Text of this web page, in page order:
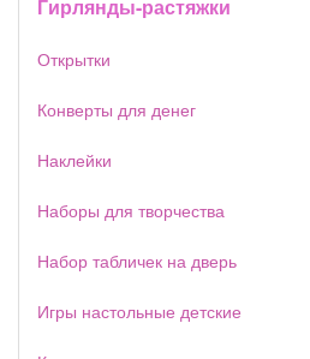
Гирлянды-растяжки
Открытки
Конверты для денег
Наклейки
Наборы для творчества
Набор табличек на дверь
Игры настольные детские